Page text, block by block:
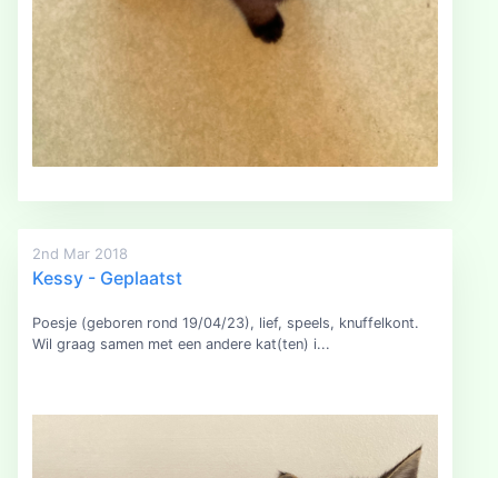
2nd Mar 2018
Kessy - Geplaatst
Poesje (geboren rond 19/04/23), lief, speels, knuffelkont.
Wil graag samen met een andere kat(ten) i...